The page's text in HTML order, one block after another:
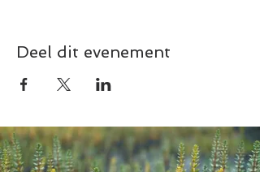
Deel dit evenement